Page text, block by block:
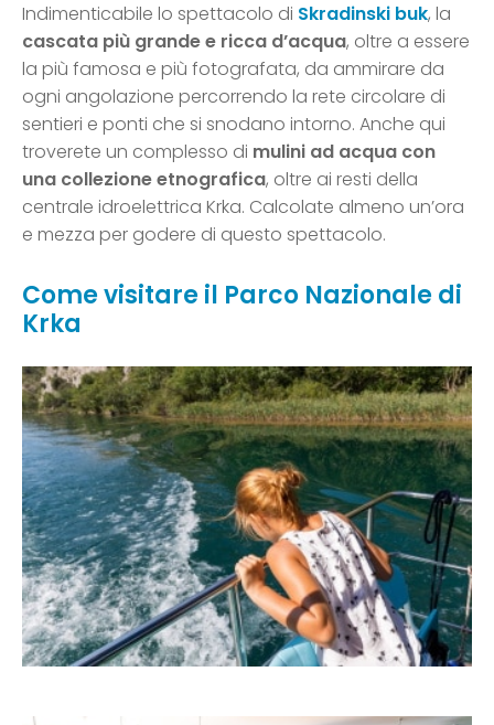
Indimenticabile lo spettacolo di Skradinski buk, la
cascata più grande e ricca d’acqua, oltre a essere
la più famosa e più fotografata, da ammirare da
ogni angolazione percorrendo la rete circolare di
sentieri e ponti che si snodano intorno. Anche qui
troverete un complesso di mulini ad acqua con
una collezione etnografica, oltre ai resti della
centrale idroelettrica Krka. Calcolate almeno un’ora
e mezza per godere di questo spettacolo.
Come visitare il Parco Nazionale di
Krka